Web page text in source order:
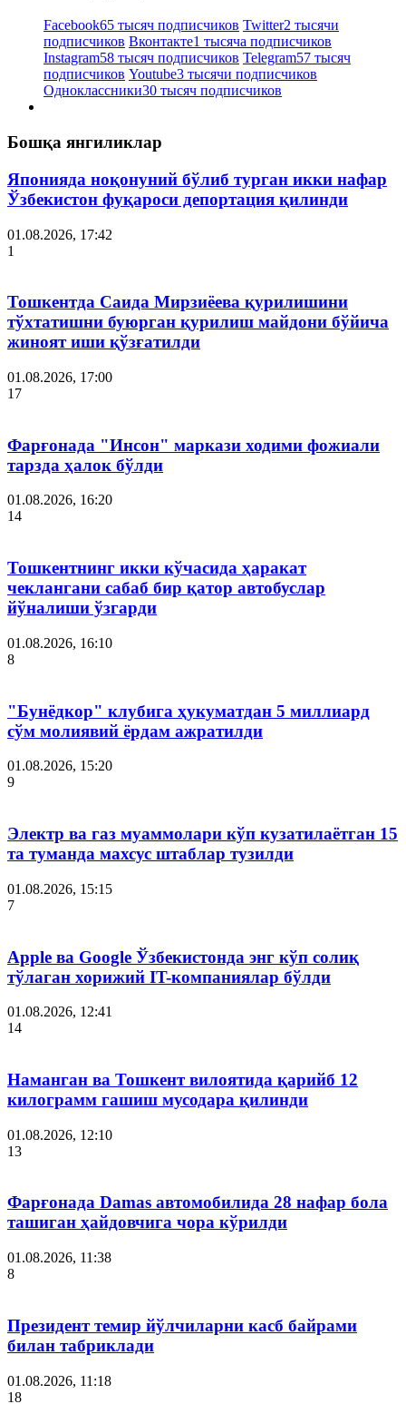
Facebook65 тысяч подписчиков Twitter2 тысячи
подписчиков Вконтакте1 тысяча подписчиков
Instagram58 тысяч подписчиков Telegram57 тысяч
подписчиков Youtube3 тысячи подписчиков
Одноклассники30 тысяч подписчиков
Бошқа янгиликлар
Японияда ноқонуний бўлиб турган икки нафар
Ўзбекистон фуқароси депортация қилинди
01.08.2026, 17:42
1
Тошкентда Саида Мирзиёева қурилишини
тўхтатишни буюрган қурилиш майдони бўйича
жиноят иши қўзғатилди
01.08.2026, 17:00
17
Фарғонада "Инсон" маркази ходими фожиали
тарзда ҳалок бўлди
01.08.2026, 16:20
14
Тошкентнинг икки кўчасида ҳаракат
чеклангани сабаб бир қатор автобуслар
йўналиши ўзгарди
01.08.2026, 16:10
8
"Бунёдкор" клубига ҳукуматдан 5 миллиард
сўм молиявий ёрдам ажратилди
01.08.2026, 15:20
9
Электр ва газ муаммолари кўп кузатилаётган 15
та туманда махсус штаблар тузилди
01.08.2026, 15:15
7
Apple ва Google Ўзбекистонда энг кўп солиқ
тўлаган хорижий IT-компаниялар бўлди
01.08.2026, 12:41
14
Наманган ва Тошкент вилоятида қарийб 12
килограмм гашиш мусодара қилинди
01.08.2026, 12:10
13
Фарғонада Damas автомобилида 28 нафар бола
ташиган ҳайдовчига чора кўрилди
01.08.2026, 11:38
8
Президент темир йўлчиларни касб байрами
билан табриклади
01.08.2026, 11:18
18